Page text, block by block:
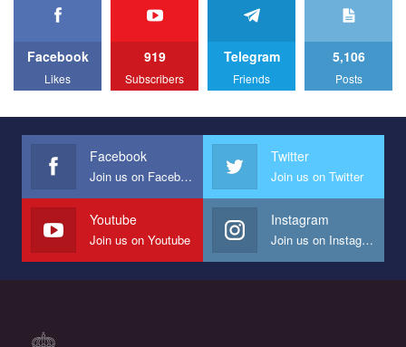
Facebook
Likes
919
Subscribers
Telegram
Friends
5,106
Posts
Facebook
Join us on Facebook
Twitter
Join us on Twitter
Youtube
Join us on Youtube
Instagram
Join us on Instagram